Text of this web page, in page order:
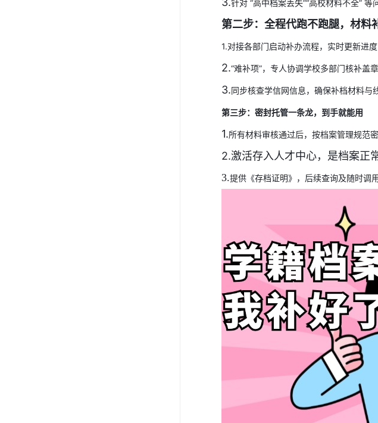
针对 “高中档案丢失”“高校材料不全”
第二步：全程代跑不跑腿，材料
1.对接各部门启动补办流程，实时更新进度
2.“难补项”，专人协调学校多部门核补盖章
3.同步核查学信网信息，确保补档材料与
第三步：密封托管一条龙，到手就能用
1.所有材料审核通过后，按档案管理规范
2.激活存入人才中心，是档案正
3.提供《存档证明》，后续查询及随时调